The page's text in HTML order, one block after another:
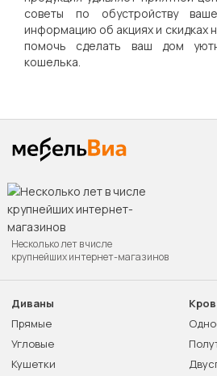
советы по обустройству
информацию об акциях и скидках
помочь сделать ваш дом
кошелька.
Несколько лет в числе
крупнейших интернет-магазинов
Диваны
Прямые
Угловые
Кушетки